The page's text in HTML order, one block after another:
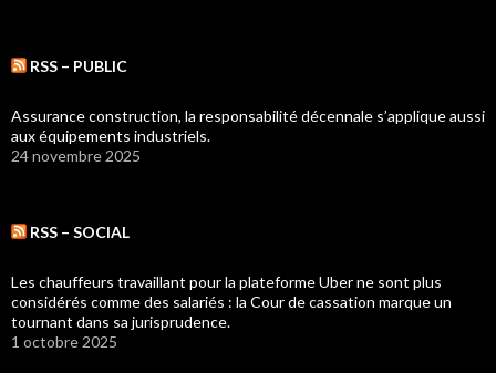
RSS – PUBLIC
Assurance construction, la responsabilité décennale s’applique aussi
aux équipements industriels.
24 novembre 2025
RSS – SOCIAL
Les chauffeurs travaillant pour la plateforme Uber ne sont plus
considérés comme des salariés : la Cour de cassation marque un
tournant dans sa jurisprudence.
1 octobre 2025